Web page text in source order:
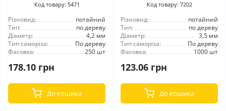
Код товару: 5471
Різновид:
потайний
Тип:
по дереву
Діаметр:
4,2 мм
Тип саморіза:
По дереву
Фасовка:
250 шт
178.10 грн
До кошика
Код товару: 7202
Різновид:
потайний
Тип:
по дереву
Діаметр:
3,5 мм
Тип саморіза:
По дереву
Фасовка:
1000 шт
123.06 грн
До кошика